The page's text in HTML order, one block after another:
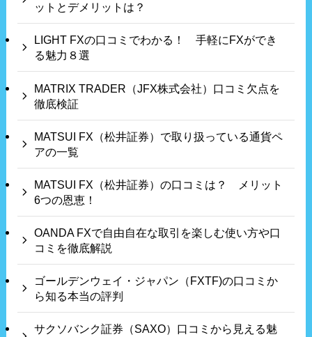
ットとデメリットは？
LIGHT FXの口コミでわかる！ 手軽にFXができ
る魅力８選
MATRIX TRADER（JFX株式会社）口コミ欠点を
徹底検証
MATSUI FX（松井証券）で取り扱っている通貨ペ
アの一覧
MATSUI FX（松井証券）の口コミは？ メリット
6つの恩恵！
OANDA FXで自由自在な取引を楽しむ使い方や口
コミを徹底解説
ゴールデンウェイ・ジャパン（FXTF)の口コミか
ら知る本当の評判
サクソバンク証券（SAXO）口コミから見える魅